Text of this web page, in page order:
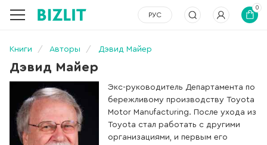
РУС
0
Книги Авторы Дэвид Майер
Дэвид Майер
Экс-руководитель Департамента по
бережливому производству Toyota
Motor Manufacturing. После ухода из
Toyota стал работать с другими
организациями, и первым его